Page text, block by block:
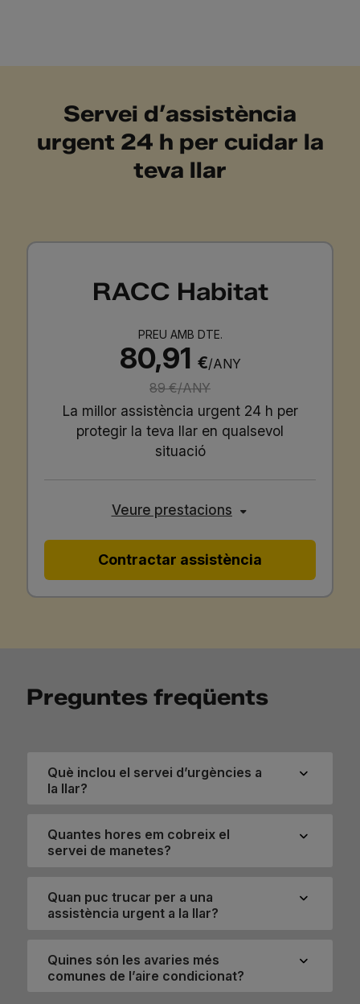
Servei d’assistència
urgent 24 h per cuidar la
teva llar
RACC Habitat
PREU AMB DTE.
80,91 €/ANY
89 €/ANY
La millor assistència urgent 24 h per
protegir la teva llar en qualsevol
situació
Veure prestacions
Contractar assistència
Preguntes freqüents
Què inclou el servei d’urgències a
la llar?
Quantes hores em cobreix el
servei de manetes?
Quan puc trucar per a una
assistència urgent a la llar?
Quines són les avaries més
comunes de l’aire condicionat?